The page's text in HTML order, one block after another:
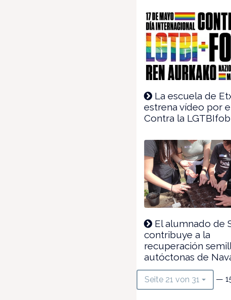
La escuela de
estrena vídeo por
Contra la
El alumnado de
contribuye a la
recuperación
autóctonas de
Seite 21 von 31 —